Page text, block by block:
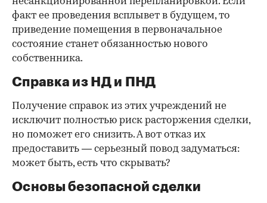
факт ее проведения всплывет в будущем, то
приведение помещения в первоначальное
состояние станет обязанностью нового
собственника.
Справка из НД и ПНД
Получение справок из этих учреждений не
исключит полностью риск расторжения сделки,
но поможет его снизить. А вот отказ их
предоставить — серьезный повод задуматься:
может быть, есть что скрывать?
Основы безопасной сделки